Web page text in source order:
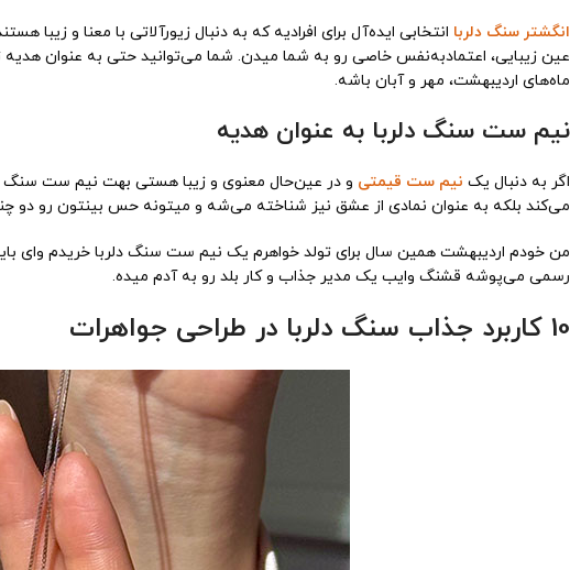
انگشتر سنگ دلربا انتخابی ایده‌آل برای افرادیه که به دنبال زیورآلاتی با معنا و زیبا
عین زیبایی، اعتمادبه‌نفس خاصی رو به شما میدن. شما می‌توانید حتی به عنوان هدیه
ماه‌های اردیبهشت، مهر و آبان باشه.
نیم ست سنگ دلربا به عنوان هدیه
اگر به دنبال یک نیم ست قیمتی و در عین‌حال معنوی و زیبا هستی بهت نیم ست سنگ
می‌کند بلکه به عنوان نمادی از عشق نیز شناخته می‌شه و میتونه حس بینتون رو دو
من خودم اردیبهشت همین سال برای تولد خواهرم یک نیم ست سنگ دلربا خریدم وای
رسمی می‌پوشه قشنگ وایب یک مدیر جذاب و کار بلد رو به آدم میده.
10 کاربرد جذاب سنگ دلربا در طراحی جواهرات